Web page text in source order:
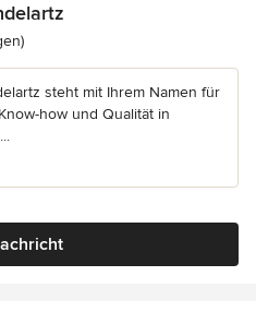
5 von 5 Sternen
steht mit Ihrem Namen für
how und Qualität in